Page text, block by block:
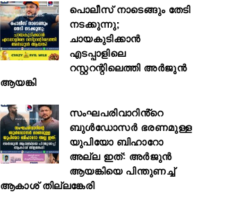
പൊലീസ് നാടെങ്ങും തേടി
നടക്കുന്നു;
ചായകുടിക്കാൻ
എടപ്പാളിലെ
റസ്റ്ററന്റിലെത്തി അർജുൻ
ആയങ്കി
സംഘപരിവാറിൻ്റെ
ബുള്‍ഡോസര്‍ ഭരണമുള്ള
യുപിയോ ബിഹാറോ
അല്ല ഇത്: അര്‍ജുന്‍
ആയങ്കിയെ പിന്തുണച്ച്
ആകാശ് തില്ലങ്കേരി